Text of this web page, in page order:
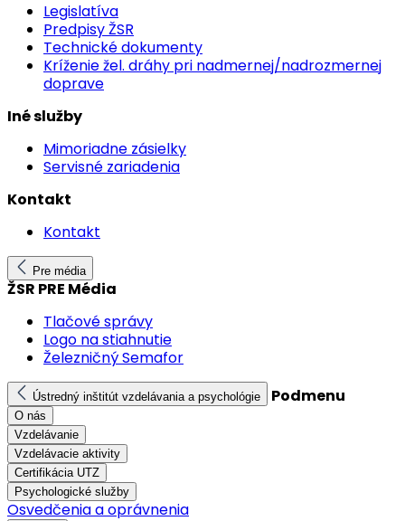
Legislatíva
Predpisy ŽSR
Technické dokumenty
Kríženie žel. dráhy pri nadmernej/nadrozmernej
doprave
Iné služby
Mimoriadne zásielky
Servisné zariadenia
Kontakt
Kontakt
Pre média
ŽSR PRE Média
Tlačové správy
Logo na stiahnutie
Železničný Semafor
Ústredný inštitút vzdelávania a psychológie Podmenu
O nás
Vzdelávanie
Vzdelávacie aktivity
Certifikácia UTZ
Psychologické služby
Osvedčenia a oprávnenia